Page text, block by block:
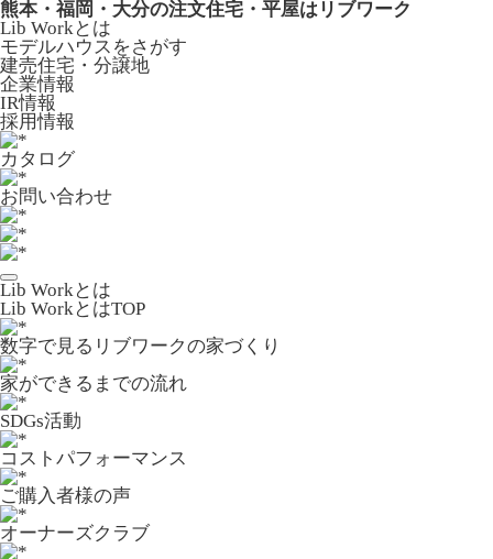
熊本・福岡・大分の注文住宅・平屋はリブワーク
Lib Workとは
モデルハウスをさがす
建売住宅・分譲地
企業情報
IR情報
採用情報
カタログ
お問い合わせ
Lib Workとは
Lib WorkとはTOP
数字で⾒るリブワークの家づくり
家ができるまでの流れ
SDGs活動
コストパフォーマンス
ご購入者様の声
オーナーズクラブ